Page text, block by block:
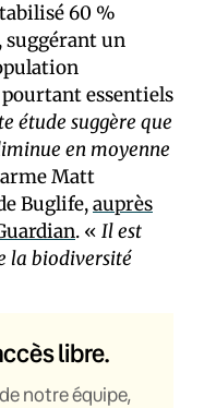
60 %
suggérant un
pourtant essentiels
étude suggère que
en moyenne
Matt
Buglife,auprès
. « Il est
la biodiversité
libre.
notre équipe,